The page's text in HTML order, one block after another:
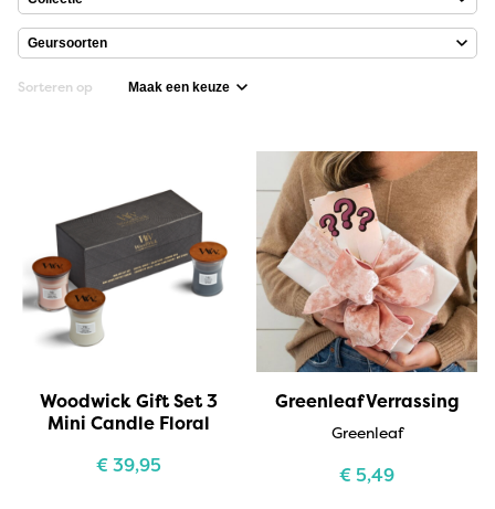
Sorteren op
Woodwick Gift Set 3
Mini Candle Floral
€39,95
Greenleaf Verrassing
Greenleaf
€ 5,49